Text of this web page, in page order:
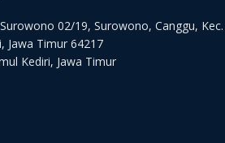
02/19, Surowono, Canggu, Kec.
Jawa Timur 64217
Kediri, Jawa Timur